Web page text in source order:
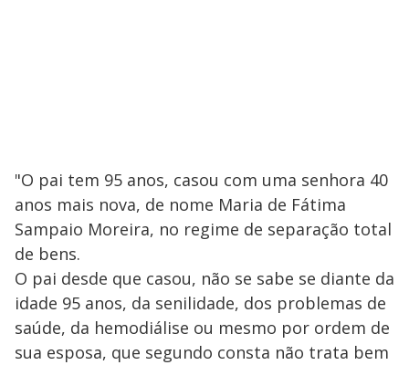
"O pai tem 95 anos, casou com uma senhora 40
anos mais nova, de nome Maria de Fátima
Sampaio Moreira, no regime de separação total
de bens.
O pai desde que casou, não se sabe se diante da
idade 95 anos, da senilidade, dos problemas de
saúde, da hemodiálise ou mesmo por ordem de
sua esposa, que segundo consta não trata bem